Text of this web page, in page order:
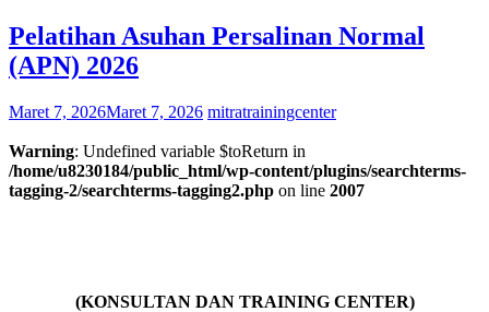
Pelatihan Asuhan Persalinan Normal
(APN) 2026
Maret 7, 2026Maret 7, 2026 mitratrainingcenter
Warning: Undefined variable $toReturn in
/home/u8230184/public_html/wp-content/plugins/searchterms-
tagging-2/searchterms-tagging2.php on line 2007
(KONSULTAN DAN TRAINING CENTER)